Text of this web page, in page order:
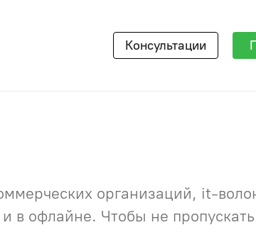
Консультации
организаций, it-
и в офлайне. Чтобы не